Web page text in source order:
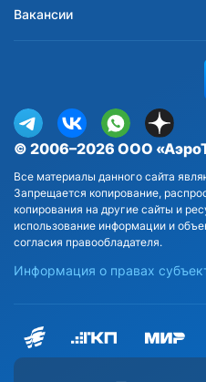
Вакансии
© 2006–2026 ООО
Все материалы данного сайта
Запрещается копирование,
копирования на другие сайты и
использование информации и
согласия правообладателя.
Информация о правах